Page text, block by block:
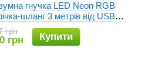
гнучка LED Neon RGB
шланг 3 метрів від USB
режимами з телефону,
додаток, пульт
грн
грн Купити